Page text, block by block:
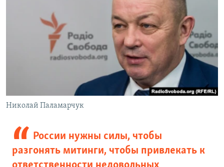
Николай Паламарчук
России нужны силы, чтобы
разгонять митинги, чтобы привлекать к